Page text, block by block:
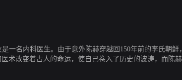
一名内科医生。由于意外陈赫穿越回150年前的李氏朝鲜
术改变着古人的命运，使自己卷入了历史的波涛，而陈